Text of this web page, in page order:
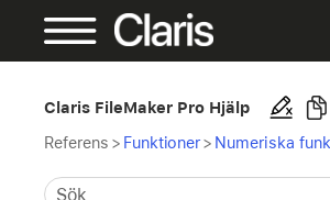
Claris FileMaker Pro Hjälp
Referens > Funktioner> Numeriska